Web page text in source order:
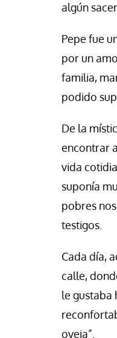
algún
Pepe fue
por un
familia,
podido
De la
encontrar
vida
suponía
pobres
testigos.
Cada día,
calle,
le gustaba
oveja”.